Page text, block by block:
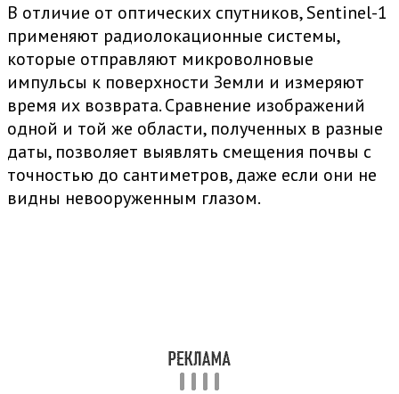
В отличие от оптических спутников, Sentinel-1
применяют радиолокационные системы,
которые отправляют микроволновые
импульсы к поверхности Земли и измеряют
время их возврата. Сравнение изображений
одной и той же области, полученных в разные
даты, позволяет выявлять смещения почвы с
точностью до сантиметров, даже если они не
видны невооруженным глазом.